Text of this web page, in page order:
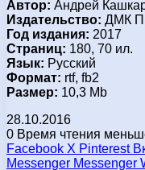
Автор: Андрей
Издательство: ДМК
Год издания: 2017
Страниц: 180, 70 ил.
Язык: Русский
Формат: rtf, fb2
Размер: 10,3 Mb
28.10.2016
0 Время чтения
Facebook X Pinterest
Messenger Messenger